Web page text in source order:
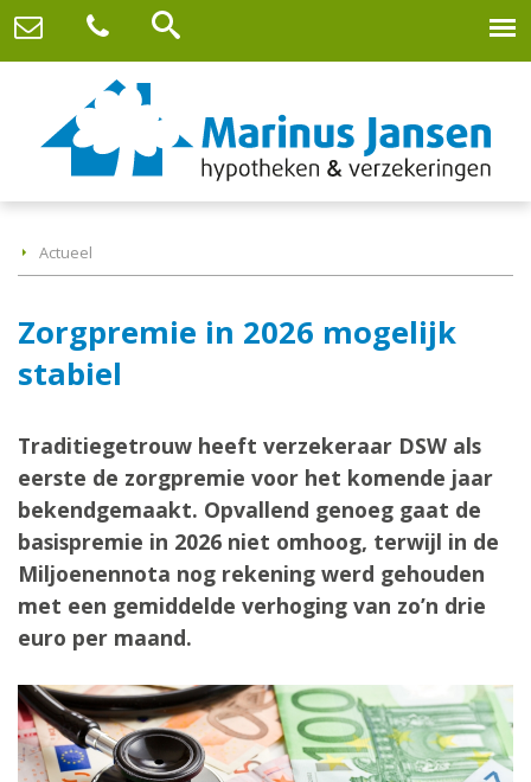
Actueel
Zorgpremie in 2026 mogelijk
stabiel
Traditiegetrouw heeft verzekeraar DSW als
eerste de zorgpremie voor het komende jaar
bekendgemaakt. Opvallend genoeg gaat de
basispremie in 2026 niet omhoog, terwijl in de
Miljoenennota nog rekening werd gehouden
met een gemiddelde verhoging van zo’n drie
euro per maand.